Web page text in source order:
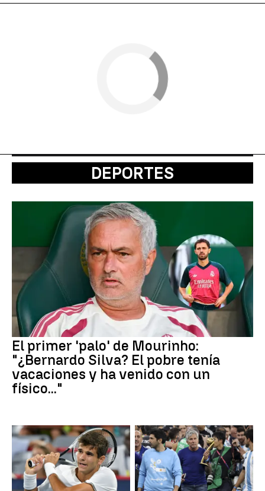
DEPORTES
El primer 'palo' de Mourinho:
"¿Bernardo Silva? El pobre tenía
vacaciones y ha venido con un
físico..."